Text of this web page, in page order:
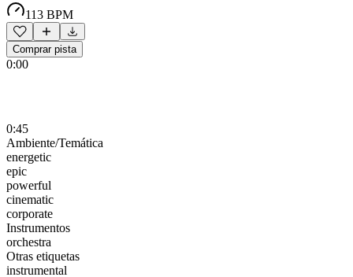
113 BPM
Comprar pista
0:00
0:45
Ambiente/Temática
energetic
epic
powerful
cinematic
corporate
Instrumentos
orchestra
Otras etiquetas
instrumental